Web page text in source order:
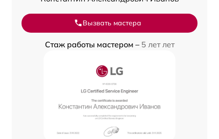
Вызвать мастера
Стаж работы мастером – 5 лет лет